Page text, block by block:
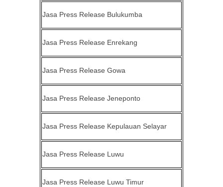
Jasa Press Release Bulukumba
Jasa Press Release Enrekang
Jasa Press ReleaseGowa
Jasa Press ReleaseJeneponto
Jasa Press Release Kepulauan Selayar
Jasa Press Release Luwu
Jasa Press Release Luwu Timur